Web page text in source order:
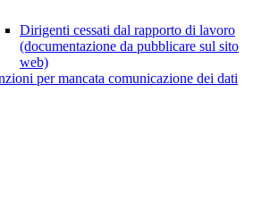
Dirigenti cessati dal rapporto di lavoro
(documentazione da pubblicare sul sito
web)
per mancata comunicazione dei dati